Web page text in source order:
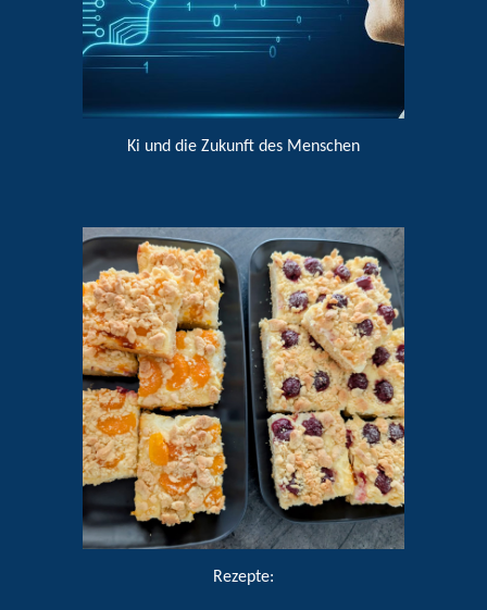
Ki und die Zukunft des Menschen
Rezepte: